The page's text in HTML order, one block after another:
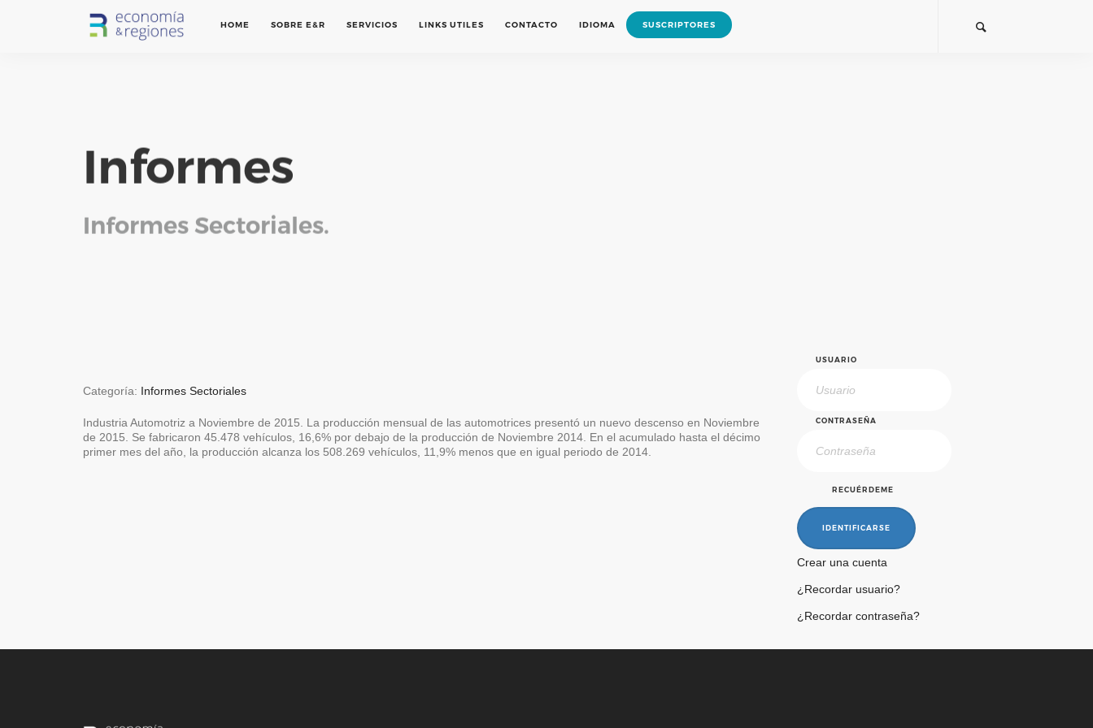
HOME SOBRE E&R SERVICIOS LINKS UTILES CONTACTO IDIOMA SUSCRIPTORES
Informes
Informes Sectoriales.
Categoría: Informes Sectoriales
Industria Automotriz a Noviembre de 2015. La producción mensual de las automotrices presentó un nuevo descenso en Noviembre
de 2015. Se fabricaron 45.478 vehículos, 16,6% por debajo de la producción de Noviembre 2014. En el acumulado hasta el décimo
primer mes del año, la producción alcanza los 508.269 vehículos, 11,9% menos que en igual periodo de 2014.
USUARIO
CONTRASEÑA
RECUÉRDEME
IDENTIFICARSE
Crear una cuenta
¿Recordar usuario?
¿Recordar contraseña?